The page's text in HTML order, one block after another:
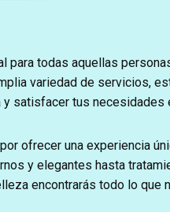
para todas aquellas
variedad de servicios,
satisfacer tus necesidades
ofrecer una experiencia
y elegantes hasta
encontrarás todo lo que